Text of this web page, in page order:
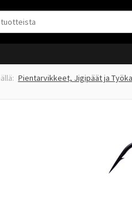
Pientarvikkeet, Jigipäät ja